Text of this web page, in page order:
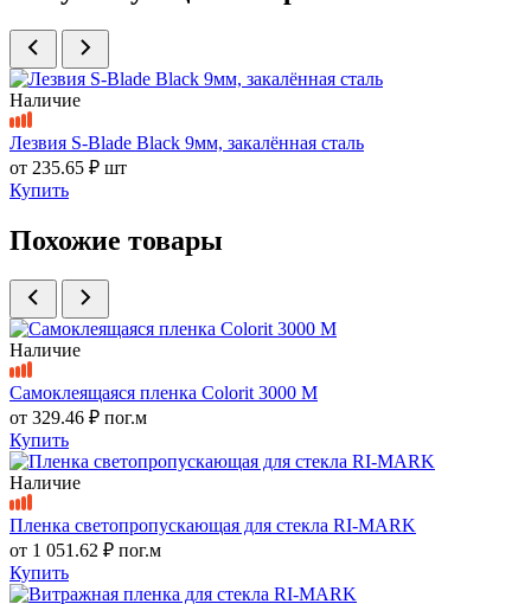
Наличие
Лезвия S-Blade Black 9мм, закалённая сталь
от 235.65 ₽ шт
Купить
Похожие товары
Наличие
Самоклеящаяся пленка Colorit 3000 M
от 329.46 ₽ пог.м
Купить
Наличие
Пленка светопропускающая для стекла RI-MARK
от 1 051.62 ₽ пог.м
Купить